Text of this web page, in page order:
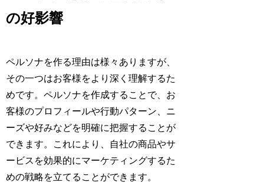
の好影響
ペルソナを作る理由は様々ありますが、
その一つはお客様をより深く理解するた
めです。ペルソナを作成することで、お
客様のプロフィールや行動パターン、ニ
ーズや好みなどを明確に把握することが
できます。これにより、自社の商品やサ
ービスを効果的にマーケティングするた
めの戦略を立てることができます。